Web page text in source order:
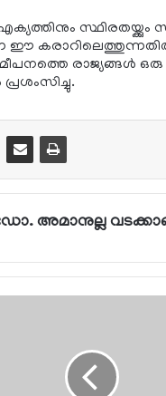
സ്ഥിരതയ്ക്കും
കരാറിലെത്തുന്നതില്‍
രാജ്യങ്ങള്‍
അമാനുല്ല